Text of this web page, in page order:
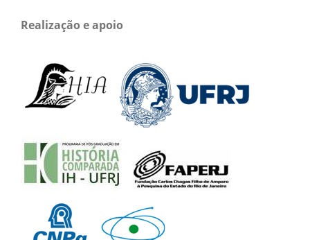
Realização e apoio